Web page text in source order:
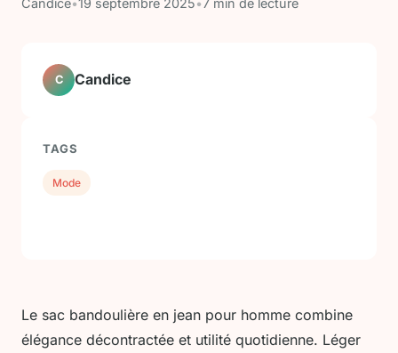
Candice•19 septembre 2025•7 min de lecture
Le sac bandoulière en jean pour homme combine
élégance décontractée et utilité quotidienne. Léger
C Candice
TAGS
Mode